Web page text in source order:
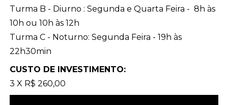
Turma B - Diurno : Segunda e Quarta Feira - 8h às
10h ou 10h às 12h
Turma C - Noturno: Segunda Feira - 19h às
22h30min
CUSTO DE INVESTIMENTO:
3 X R$ 260,00